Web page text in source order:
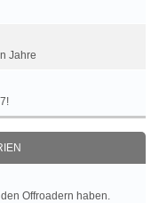
Jahre
Offroadern haben.